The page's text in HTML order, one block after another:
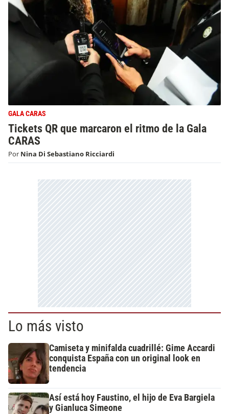
GALA CARAS
Tickets QR que marcaron el ritmo de la Gala
CARAS
Por Nina Di Sebastiano Ricciardi
Lo más visto
Camiseta y minifalda cuadrillé: Gime Accardi
conquista España con un original look en
tendencia
Así está hoy Faustino, el hijo de Eva Bargiela
y Gianluca Simeone